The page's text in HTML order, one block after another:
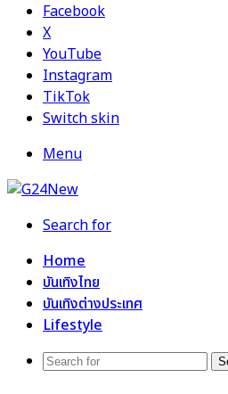
Facebook
X
YouTube
Instagram
TikTok
Switch skin
Menu
Search for
Home
บันเทิงไทย
บันเทิงต่างประเทศ
Lifestyle